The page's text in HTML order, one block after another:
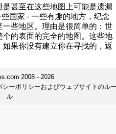
甚至在这些地图上可能是遗漏
国家 - 一些有趣的地方，纪念
些地区。理由是很简单的：世
的表面的完全的地图。这些地
果你没有建立你在寻找的，返
2008 - 2026
シーポリシーおよびウェブサイトのル
ル